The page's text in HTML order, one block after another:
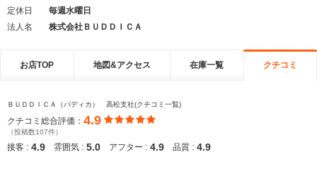
定休日
毎週水曜日
法人名
株式会社ＢＵＤＤＩＣＡ
お店TOP 地図&アクセス 在庫一覧 クチコミ
ＢＵＤＤＩＣＡ（バディカ） 高松支社(クチコミ一覧)
クチコミ総合評価： 4.9
（投稿数107件）
接客 : 4.9 雰囲気 : 5.0 アフター : 4.9 品質 : 4.9